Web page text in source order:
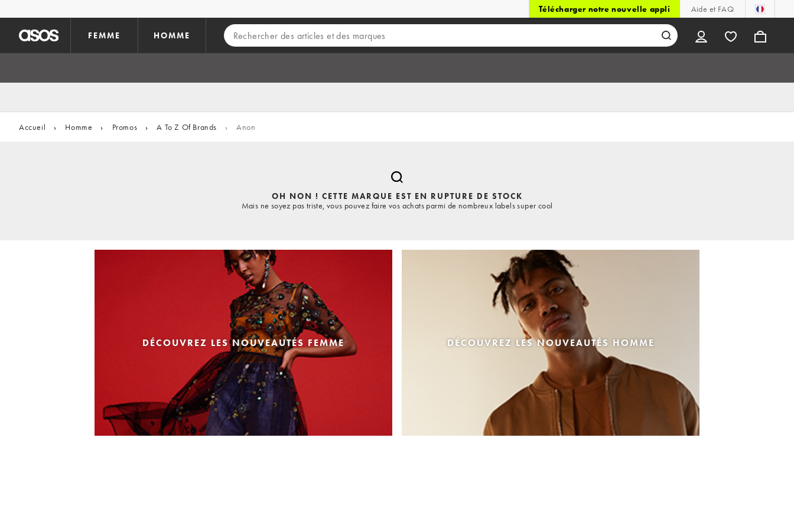
Télécharger notre nouvelle appli Aide et FAQ
FEMME HOMME
Accueil › Homme › Promos › A To Z Of Brands › Anon
OH NON ! CETTE MARQUE EST EN RUPTURE DE STOCK
Mais ne soyez pas triste, vous pouvez faire vos achats parmi de nombreux labels super cool
DÉCOUVREZ LES NOUVEAUTÉS FEMME DÉCOUVREZ LES NOUVEAUTÉS HOMME